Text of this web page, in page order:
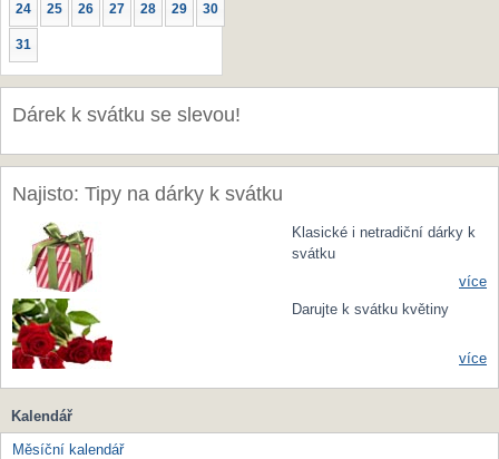
24 25 26 27 28 29 30
31
Dárek k svátku se slevou!
Najisto: Tipy na dárky k svátku
Klasické i netradiční dárky k
svátku
více
Darujte k svátku květiny
více
Kalendář
Měsíční kalendář